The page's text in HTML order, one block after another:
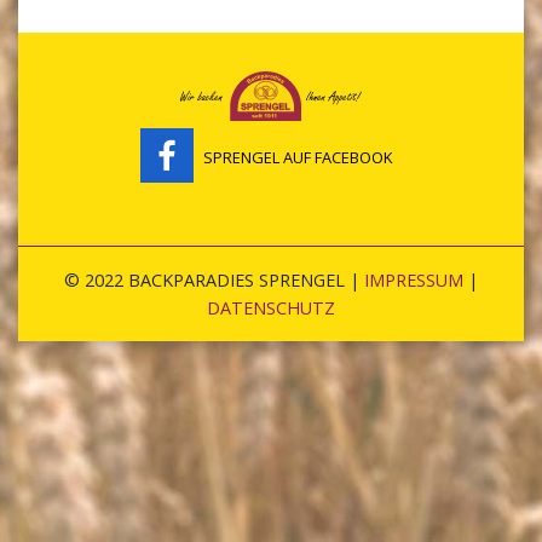
SPRENGEL AUF FACEBOOK
© 2022 BACKPARADIES SPRENGEL | IMPRESSUM |
DATENSCHUTZ